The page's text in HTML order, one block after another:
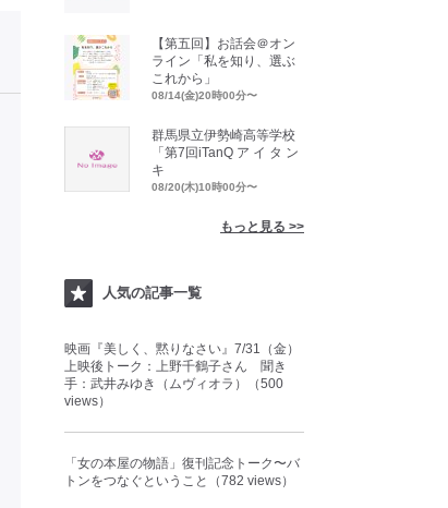
【第五回】お話会＠オン
ライン「私を知り、選ぶ
これから」
08/14(金)20時00分〜
群馬県立伊勢崎高等学校
「第7回iTanQ ア イ タ ン
キ
08/20(木)10時00分〜
もっと見る >>
人気の記事一覧
映画『美しく、黙りなさい』7/31（金）
上映後トーク：上野千鶴子さん 聞き
手：武井みゆき（ムヴィオラ）（500
views）
「女の本屋の物語」復刊記念トーク〜バ
トンをつなぐということ（782 views）